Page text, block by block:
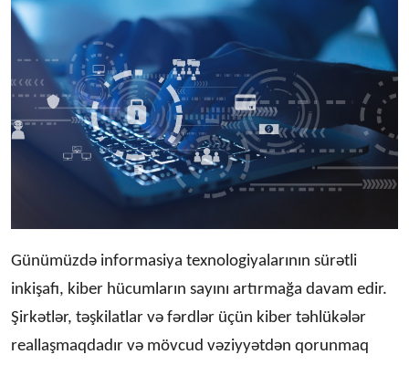
Günümüzdə informasiya texnologiyalarının sürətli
inkişafı, kiber hücumların sayını artırmağa davam edir.
Şirkətlər, təşkilatlar və fərdlər üçün kiber təhlükələr
reallaşmaqdadır və mövcud vəziyyətdən qorunmaq